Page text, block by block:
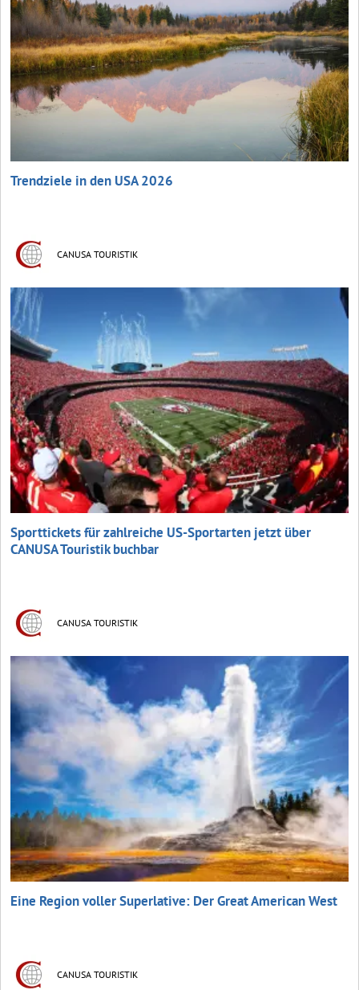
Trendziele in den USA 2026
CANUSA TOURISTIK
Sporttickets für zahlreiche US-Sportarten jetzt über
CANUSA Touristik buchbar
CANUSA TOURISTIK
Eine Region voller Superlative: Der Great American West
CANUSA TOURISTIK